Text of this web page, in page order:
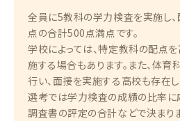
全員に5教科の学力検査を実施し
点の合計500点満点です。
学校によっては、特定教科の配点
施する場合もあります。また、体
行い、面接を実施する高校も存在し
選考では学力検査の成績の比率に
調査書の評定の合計などで決まり